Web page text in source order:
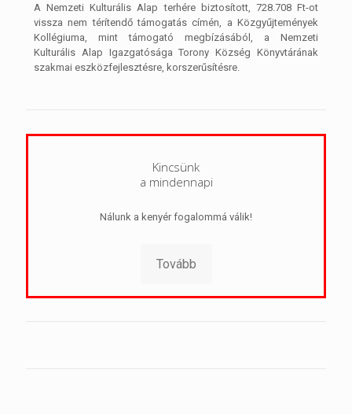
A Nemzeti Kulturális Alap terhére biztosított, 728.708 Ft-ot
vissza nem térítendő támogatás címén, a Közgyűjtemények
Kollégiuma, mint támogató megbízásából, a Nemzeti
Kulturális Alap Igazgatósága Torony Község Könyvtárának
szakmai eszközfejlesztésre, korszerűsítésre.
Kincsünk
a mindennapi
Nálunk a kenyér fogalommá válik!
Tovább